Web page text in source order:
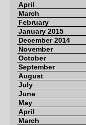
April
March
February
January 2015
December 2014
November
October
September
August
July
June
May
April
March